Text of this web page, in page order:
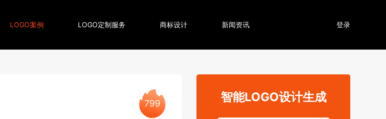
LOGO案例 LOGO定制服务 商标设计 新闻资讯 登录
799 智能LOGO设计生成